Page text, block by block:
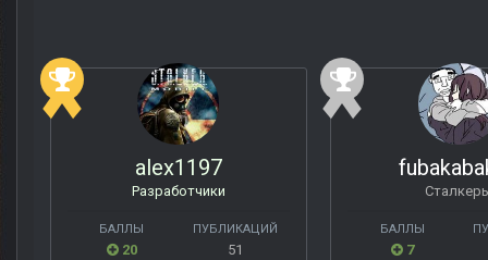
alex1197
Разработчики
БАЛЛЫ
20
ПУБЛИКАЦИЙ
51
БАЛЛЫ
7